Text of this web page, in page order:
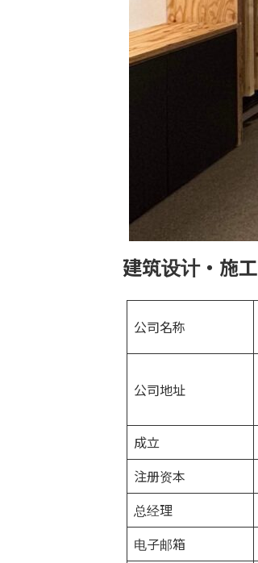
建筑设计・施工
公司名称
公司地址
成立
注册资本
总经理
电子邮箱